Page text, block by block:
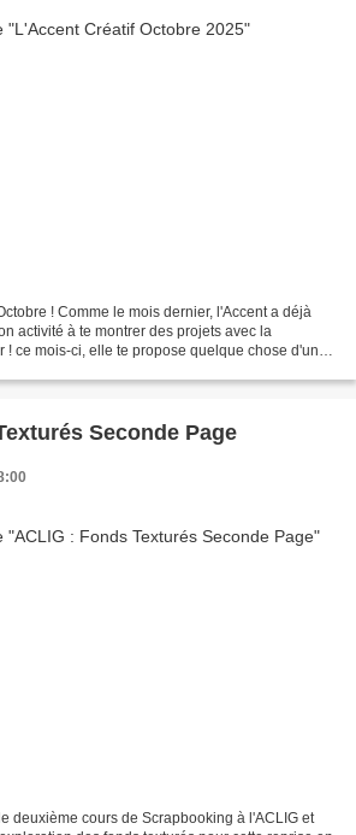
! Comme le mois dernier, l'Accent a déjà
activité à te montrer des projets avec la
! ce mois-ci, elle te propose quelque chose d'un
Seconde Page
deuxième cours de Scrapbooking à l'ACLIG et